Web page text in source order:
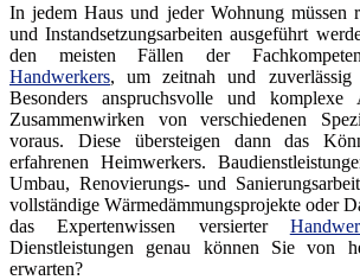
In jedem Haus und jeder Wohnung müssen
und Instandsetzungsarbeiten ausgeführt
den meisten Fällen der
Handwerkers, um zeitnah und
Besonders anspruchsvolle und komplexe
Zusammenwirken von verschiedenen
voraus. Diese übersteigen dann das
erfahrenen Heimwerkers.
Umbau, Renovierungs- und
vollständige Wärmedämmungsprojekte oder
das Expertenwissen versierter
Dienstleistungen genau können Sie von
erwarten?